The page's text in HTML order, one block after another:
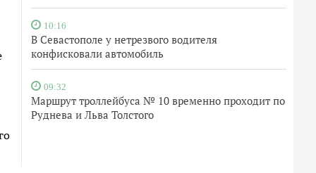
10:16
В Севастополе у нетрезвого водителя
конфисковали автомобиль
09:32
Маршрут троллейбуса № 10 временно проходит по
Руднева и Льва Толстого